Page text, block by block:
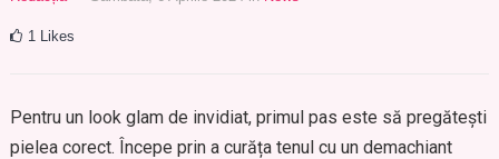
1 Likes
Pentru un look glam de invidiat, primul pas este să pregătești
pielea corect. Începe prin a curăța tenul cu un demachiant